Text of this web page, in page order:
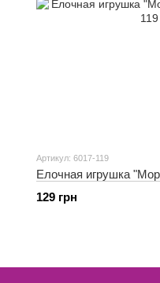
Артикул: 6017-119
Елочная игрушка
129 грн